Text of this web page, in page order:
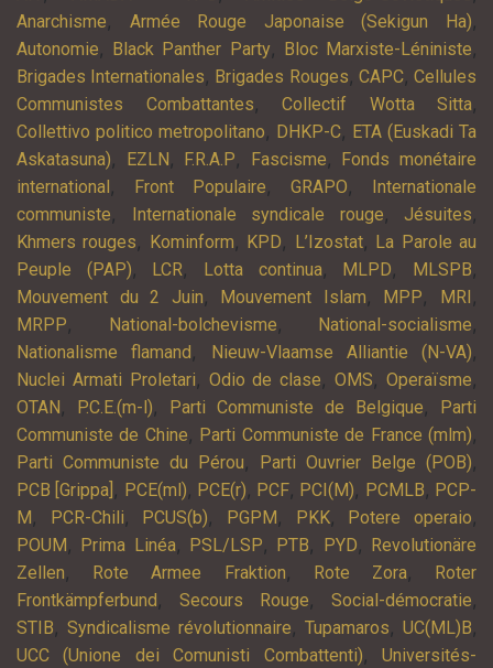
Anarchisme, Armée Rouge Japonaise (Sekigun Ha),
Autonomie, Black Panther Party, Bloc Marxiste-Léniniste,
Brigades Internationales, Brigades Rouges, CAPC,Cellules
Communistes Combattantes, Collectif Wotta Sitta,
Collettivo politico metropolitano, DHKP-C, ETA (Euskadi Ta
Askatasuna), EZLN , F.R.A.P, Fascisme,
Fonds monétaire
international , Front Populaire, GRAPO,
Internationale
communiste, Internationale syndicale rouge, Jésuites,
Khmers rouges, Kominform, KPD, L’Izostat, La Parole au
Peuple (PAP), LCR, Lotta continua, MLPD, MLSPB,
Mouvement du 2 Juin, Mouvement Islam, MPP, MRI ,
MRPP, National-bolchevisme, National-socialisme,
Nationalisme flamand , Nieuw-Vlaamse Alliantie (N-VA),
Nuclei Armati Proletari, Odio de clase,OMS,Operaïsme,
OTAN , P.C.E.(m-l), Parti Communiste de Belgique,
Parti
Communiste de Chine, Parti Communiste de France (mlm),
Parti Communiste du Pérou, Parti Ouvrier Belge (POB),
PCB [Grippa] , PCE(ml), PCE(r), PCF, PCI(M), PCMLB, PCP-
M , PCR-Chili, PCUS(b), PGPM , PKK, Potere operaio,
POUM , Prima Linéa, PSL/LSP, PTB, PYD,
Revolutionäre
Zellen, Rote Armee Fraktion, Rote Zora,
Roter
Frontkämpferbund , Secours Rouge, Social-démocratie,
STIB, Syndicalisme révolutionnaire, Tupamaros, UC(ML)B,
UCC (Unione dei Comunisti Combattenti),Universités-